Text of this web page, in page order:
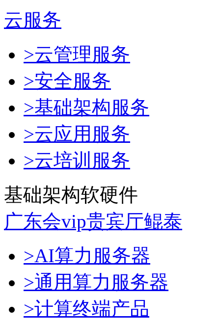
云服务
>云管理服务
>安全服务
>基础架构服务
>云应用服务
>云培训服务
基础架构软硬件
广东会vip贵宾厅鲲泰
>AI算力服务器
>通用算力服务器
>计算终端产品